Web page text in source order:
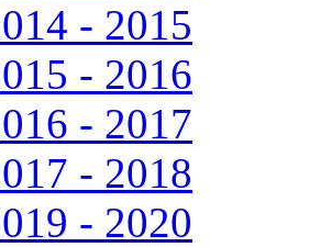
- 2015
- 2016
- 2017
- 2018
- 2020